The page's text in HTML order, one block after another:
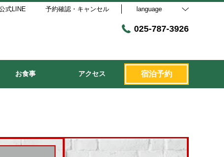
式LINE 予約確認・キャンセル language
025-787-3926
お食事 アクセス 宿泊予約